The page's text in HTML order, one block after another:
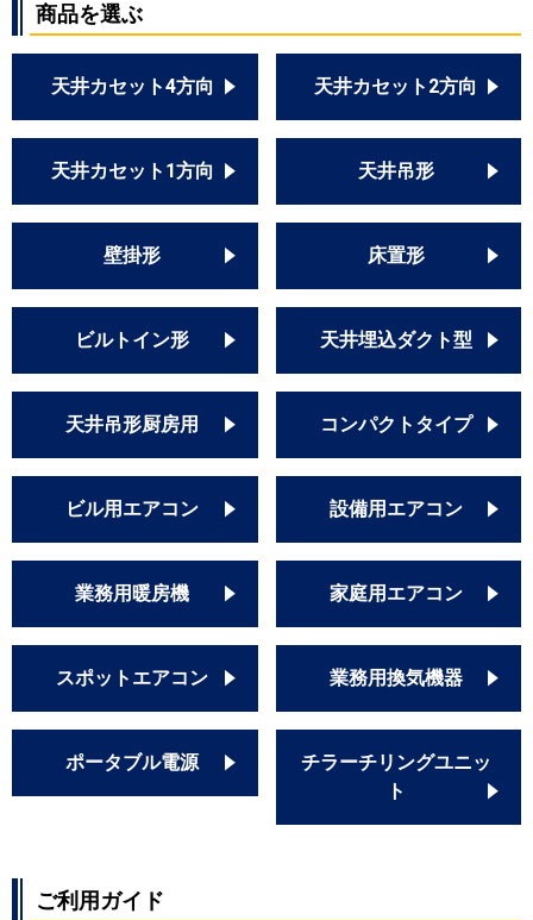
商品を選ぶ
天井カセット4方向 天井カセット2方向
天井カセット1方向 天井吊形
壁掛形 床置形
ビルトイン形 天井埋込ダクト型
天井吊形厨房用 コンパクトタイプ
ビル用エアコン 設備用エアコン
業務用暖房機 家庭用エアコン
スポットエアコン 業務用換気機器
ポータブル電源
チラーチリングユニッ
ト
ご利用ガイド